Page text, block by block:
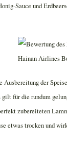
Sauce und
Ausbereitung der
für die rundum
zubereiteten
etwas trocken und